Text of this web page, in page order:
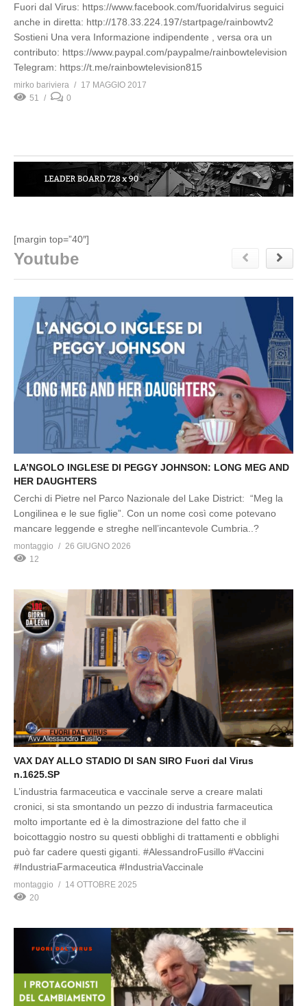
Fuori dal Virus: https://www.facebook.com/fuoridalvirus seguici
anche in diretta: http://178.33.224.197/startpage/rainbowtv2
Sostieni Una vera Informazione indipendente , versa ora un
contributo: https://www.paypal.com/paypalme/rainbowtelevision
Telegram: https://t.me/rainbowtelevision815
mirko bariviera
17 MAGGIO 2017
51
0
[margin top=”40″]
Youtube
LA’NGOLO INGLESE DI PEGGY JOHNSON: LONG MEG AND
HER DAUGHTERS
Cerchi di Pietre nel Parco Nazionale del Lake District: “Meg la
Longilinea e le sue figlie”. Con un nome così come potevano
mancare leggende e streghe nell’incantevole Cumbria..?
montaggio
26 GIUGNO 2026
12
VAX DAY ALLO STADIO DI SAN SIRO Fuori dal Virus
n.1625.SP
L’industria farmaceutica e vaccinale serve a creare malati
cronici, si sta smontando un pezzo di industria farmaceutica
molto importante ed è la dimostrazione del fatto che il
boicottaggio nostro su questi obblighi di trattamenti e obblighi
può far cadere questi giganti. #AlessandroFusillo #Vaccini
#IndustriaFarmaceutica #IndustriaVaccinale
montaggio
14 OTTOBRE 2025
20